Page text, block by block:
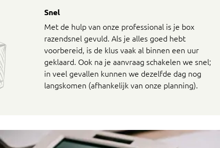
Snel
Met de hulp van onze professional is je box
razendsnel gevuld. Als je alles goed hebt
voorbereid, is de klus vaak al binnen een uur
geklaard. Ook na je aanvraag schakelen we snel;
in veel gevallen kunnen we dezelfde dag nog
langskomen (afhankelijk van onze planning).